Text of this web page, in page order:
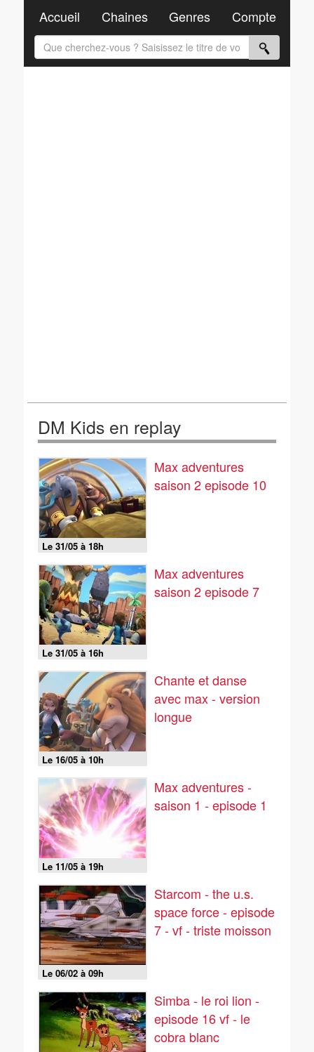
DM Kids en replay
Le 31/05 à 18h
Max adventures
saison 2 episode 10
Le 31/05 à 16h
Max adventures
saison 2 episode 7
Le 16/05 à 10h
Chante et danse
avec max - version
longue
Le 11/05 à 19h
Max adventures -
saison 1 - episode 1
Le 06/02 à 09h
Starcom - the u.s.
space force - episode
7 - vf - triste moisson
Simba - le roi lion -
episode 16 vf - le
cobra blanc
Accueil Chaines Genres Compte